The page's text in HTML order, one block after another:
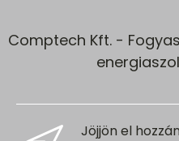
Comptech Kft. -
Jöjjön el